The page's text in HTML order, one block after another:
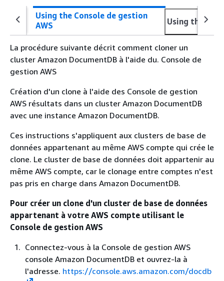
Using the Console de gestion
AWS
Using the
La procédure suivante décrit comment cloner un
cluster Amazon DocumentDB à l'aide du. Console de
gestion AWS
Création d'un clone à l'aide des Console de gestion
AWS résultats dans un cluster Amazon DocumentDB
avec une instance Amazon DocumentDB.
Ces instructions s'appliquent aux clusters de base de
données appartenant au même AWS compte qui crée le
clone. Le cluster de base de données doit appartenir au
même AWS compte, car le clonage entre comptes n'est
pas pris en charge dans Amazon DocumentDB.
Pour créer un clone d'un cluster de base de données
appartenant à votre AWS compte utilisant le
Console de gestion AWS
Connectez-vous à la Console de gestion AWS
console Amazon DocumentDB et ouvrez-la à
l'adresse. https://console.aws.amazon.com/docdb